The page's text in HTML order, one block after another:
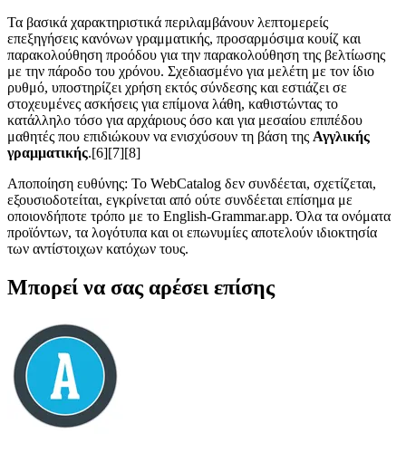
Τα βασικά χαρακτηριστικά περιλαμβάνουν λεπτομερείς
επεξηγήσεις κανόνων γραμματικής, προσαρμόσιμα κουίζ και
παρακολούθηση προόδου για την παρακολούθηση της βελτίωσης
με την πάροδο του χρόνου. Σχεδιασμένο για μελέτη με τον ίδιο
ρυθμό, υποστηρίζει χρήση εκτός σύνδεσης και εστιάζει σε
στοχευμένες ασκήσεις για επίμονα λάθη, καθιστώντας το
κατάλληλο τόσο για αρχάριους όσο και για μεσαίου επιπέδου
μαθητές που επιδιώκουν να ενισχύσουν τη βάση της Αγγλικής
γραμματικής.[6][7][8]
Αποποίηση ευθύνης: Το WebCatalog δεν συνδέεται, σχετίζεται,
εξουσιοδοτείται, εγκρίνεται από ούτε συνδέεται επίσημα με
οποιονδήποτε τρόπο με το English-Grammar.app. Όλα τα ονόματα
προϊόντων, τα λογότυπα και οι επωνυμίες αποτελούν ιδιοκτησία
των αντίστοιχων κατόχων τους.
Μπορεί να σας αρέσει επίσης